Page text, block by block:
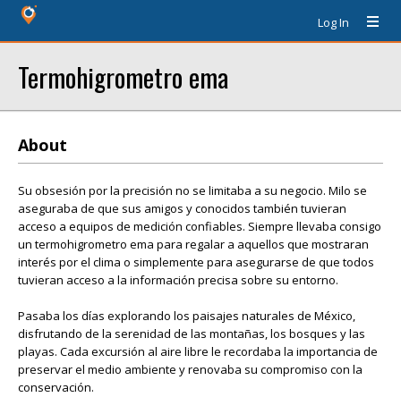
Log In
Termohigrometro ema
About
Su obsesión por la precisión no se limitaba a su negocio. Milo se
aseguraba de que sus amigos y conocidos también tuvieran
acceso a equipos de medición confiables. Siempre llevaba consigo
un termohigrometro ema para regalar a aquellos que mostraran
interés por el clima o simplemente para asegurarse de que todos
tuvieran acceso a la información precisa sobre su entorno.
Pasaba los días explorando los paisajes naturales de México,
disfrutando de la serenidad de las montañas, los bosques y las
playas. Cada excursión al aire libre le recordaba la importancia de
preservar el medio ambiente y renovaba su compromiso con la
conservación.